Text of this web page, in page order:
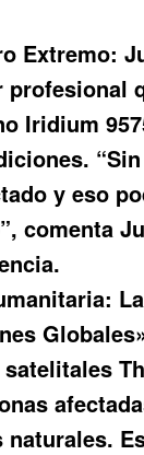
Extremo:
profesional
Iridium
y eso
comenta
naturales.